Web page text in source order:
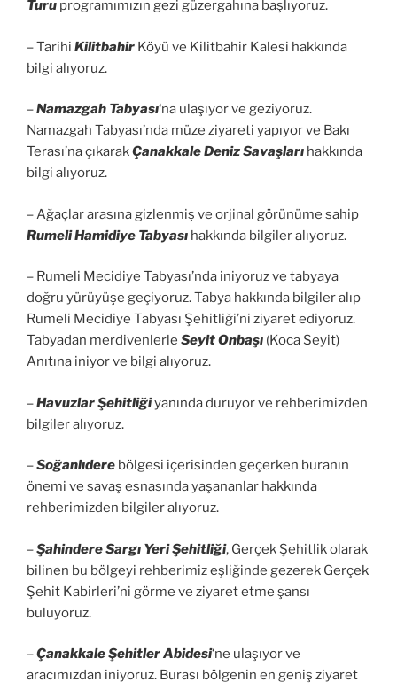
Turu programımızın gezi güzergahına başlıyoruz.
– Tarihi Kilitbahir Köyü ve Kilitbahir Kalesi hakkında
bilgi alıyoruz.
–Namazgah Tabyası‘na ulaşıyor ve geziyoruz.
Namazgah Tabyası’nda müze ziyareti yapıyor ve Bakı
Terası’na çıkarakÇanakkale Deniz Savaşları hakkında
bilgi alıyoruz.
– Ağaçlar arasına gizlenmiş ve orjinal görünüme sahip
Rumeli Hamidiye Tabyası hakkında bilgiler alıyoruz.
– Rumeli Mecidiye Tabyası’nda iniyoruz ve tabyaya
doğru yürüyüşe geçiyoruz. Tabya hakkında bilgiler alıp
Rumeli Mecidiye Tabyası Şehitliği’ni ziyaret ediyoruz.
Tabyadan merdivenlerle Seyit Onbaşı (Koca Seyit)
Anıtına iniyor ve bilgi alıyoruz.
–Havuzlar Şehitliğiyanında duruyor ve rehberimizden
bilgiler alıyoruz.
–Soğanlıdere bölgesi içerisinden geçerken buranın
önemi ve savaş esnasında yaşananlar hakkında
rehberimizden bilgiler alıyoruz.
–Şahindere Sargı Yeri Şehitliği, Gerçek Şehitlik olarak
bilinen bu bölgeyi rehberimiz eşliğinde gezerek Gerçek
Şehit Kabirleri’ni görme ve ziyaret etme şansı
buluyoruz.
–Çanakkale Şehitler Abidesi‘ne ulaşıyor ve
aracımızdan iniyoruz. Burası bölgenin en geniş ziyaret